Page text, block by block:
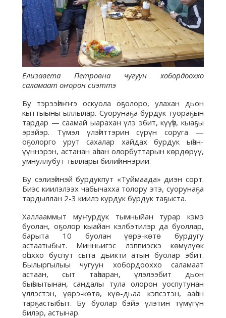
Елизавета Петровна чугуун хобордооххо
саламаат оҥорон сиэттэ
Бу тэрээһиҥҥэ оскуола оҕолоро, улахан дьон
кыттыыны ыллылар. Суорунаҕа бурдук туораҕын
тардар — саамай ыарахан үлэ эбит, күүһү, кыаҕы
эрэйэр. Түмэл үлэһиттэрин сүрүн соруга —
оҕолорго урут сахалар хайдах бурдук ыһан-
үүннэрэн, астанан аһаан олорбуттарын көрдөрүү,
умнуллубут тыллары билиһиннэрии.
Бу сэлиэһинэй бурдукпут «Туймаада» диэн сорт.
Биэс киилэлээх чабычахха толору этэ, суорунаҕа
тардыллан 2-3 киилэ курдук бурдук таҕыста.
Халлааммыт муҥурдук тымныйан турар кэмэ
буолан, оҕолор кыайан кэлбэтилэр да буоллар,
барыта 10 буолан үөрэ-көтө бурдугу
астаатыбыт. Минньигэс лэппиэскэ көмүлүөк
оһоххо буспут сыта дьикти атын буолар эбит.
Былыргылыы чугуун хобордооххо саламаат
астаан, сыт таһааран, үлэлээбит дьон
быһыытынан, сандалы тула олорон уоспутунан
үллэстэн, үөрэ-көтө, күө-дьаа кэпсэтэн, ааһан
тарҕастыбыт. Бу буолар бэйэ үлэтин түмүгүн
билэр, астынар.